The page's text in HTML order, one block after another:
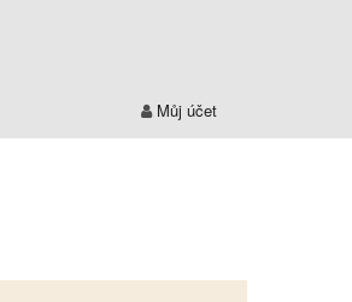
Můj účet